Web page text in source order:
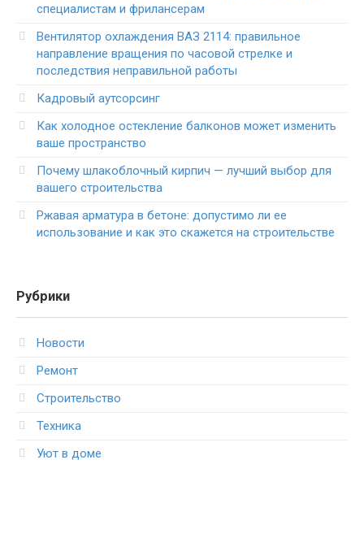
специалистам и фрилансерам
Вентилятор охлаждения ВАЗ 2114: правильное
направление вращения по часовой стрелке и
последствия неправильной работы
Кадровый аутсорсинг
Как холодное остекление балконов может изменить
ваше пространство
Почему шлакоблочный кирпич — лучший выбор для
вашего строительства
Ржавая арматура в бетоне: допустимо ли ее
использование и как это скажется на строительстве
Рубрики
Новости
Ремонт
Строительство
Техника
Уют в доме